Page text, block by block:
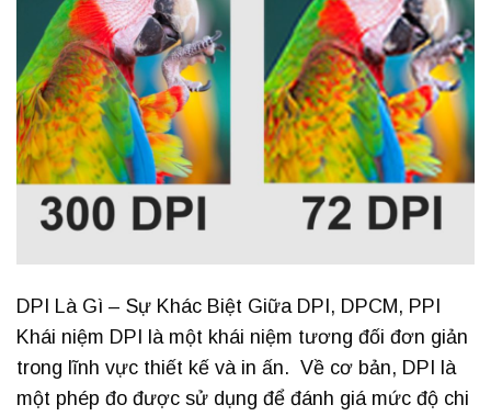
DPI Là Gì – Sự Khác Biệt Giữa DPI, DPCM, PPI
Khái niệm DPI là một khái niệm tương đối đơn giản
trong lĩnh vực thiết kế và in ấn. Về cơ bản, DPI là
một phép đo được sử dụng để đánh giá mức độ chi